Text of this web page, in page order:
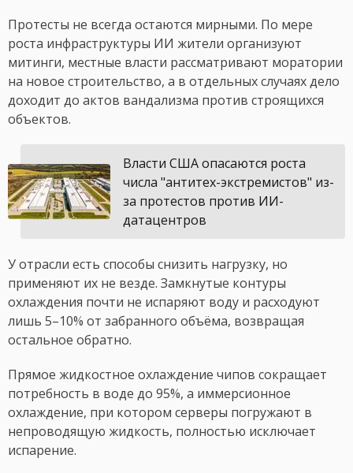
Протесты не всегда остаются мирными. По мере
роста инфраструктуры ИИ жители организуют
митинги, местные власти рассматривают моратории
на новое строительство, а в отдельных случаях дело
доходит до актов вандализма против строящихся
объектов.
Власти США опасаются роста
числа "антитех-экстремистов" из-
за протестов против ИИ-
датацентров
У отрасли есть способы снизить нагрузку, но
применяют их не везде. Замкнутые контуры
охлаждения почти не испаряют воду и расходуют
лишь 5–10% от забранного объёма, возвращая
остальное обратно.
Прямое жидкостное охлаждение чипов сокращает
потребность в воде до 95%, а иммерсионное
охлаждение, при котором серверы погружают в
непроводящую жидкость, полностью исключает
испарение.